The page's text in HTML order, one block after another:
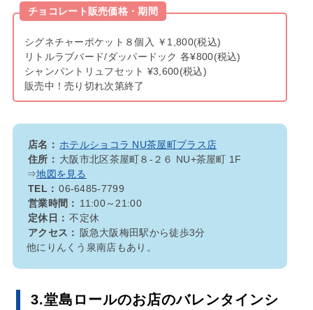
チョコレート販売価格・期間
シグネチャーポケット８個入 ￥1,800(税込)
リトルラブバード/ダッパードック 各¥800(税込)
シャンパントリュフセット ¥3,600(税込)
販売中！売り切れ次第終了
店名： ホテルショコラ NU茶屋町プラス店
住所： 大阪市北区茶屋町８-２６ NU+茶屋町 1F
⇒地図を見る
TEL： 06-6485-7799
営業時間： 11:00～21:00
定休日： 不定休
アクセス：
阪急大阪梅田駅から徒歩3分
他にりんくう泉南店もあり。
3.堂島ロールのお店のバレンタインシ